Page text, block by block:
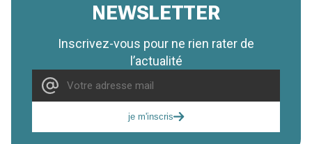
NEWSLETTER
Inscrivez-vous pour ne rien rater de
l’actualité
je m'inscris